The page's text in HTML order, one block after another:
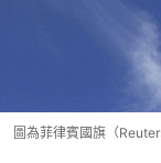
圖為菲律賓國旗（